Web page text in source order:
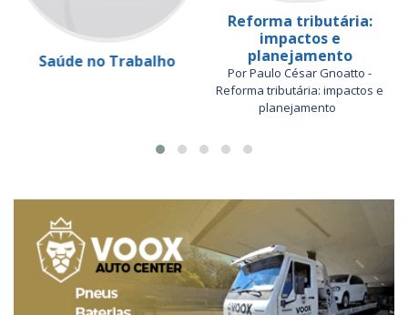
Saúde no Trabalho
Reforma tributária:
impactos e
planejamento
Por Paulo César Gnoatto -
Reforma tributária: impactos e
planejamento